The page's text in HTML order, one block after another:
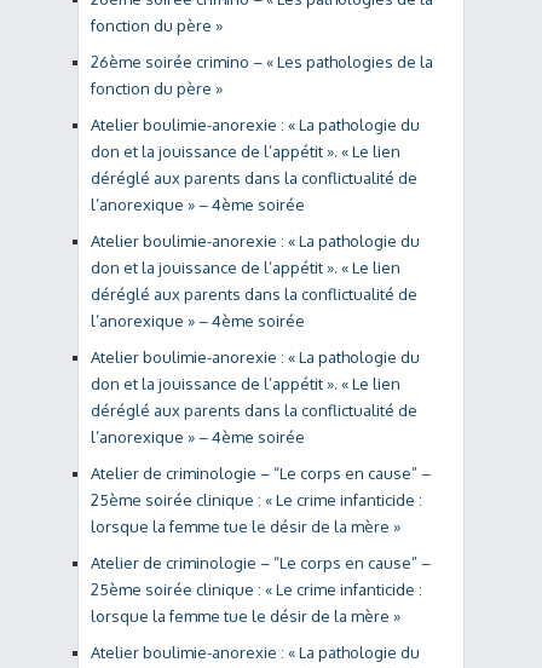
fonction du père »
26ème soirée crimino – « Les pathologies de la
fonction du père »
Atelier boulimie-anorexie : « La pathologie du
don et la jouissance de l’appétit ». « Le lien
déréglé aux parents dans la conflictualité de
l’anorexique » – 4ème soirée
Atelier boulimie-anorexie : « La pathologie du
don et la jouissance de l’appétit ». « Le lien
déréglé aux parents dans la conflictualité de
l’anorexique » – 4ème soirée
Atelier boulimie-anorexie : « La pathologie du
don et la jouissance de l’appétit ». « Le lien
déréglé aux parents dans la conflictualité de
l’anorexique » – 4ème soirée
Atelier de criminologie – “Le corps en cause” –
25ème soirée clinique : « Le crime infanticide :
lorsque la femme tue le désir de la mère »
Atelier de criminologie – “Le corps en cause” –
25ème soirée clinique : « Le crime infanticide :
lorsque la femme tue le désir de la mère »
Atelier boulimie-anorexie : « La pathologie du